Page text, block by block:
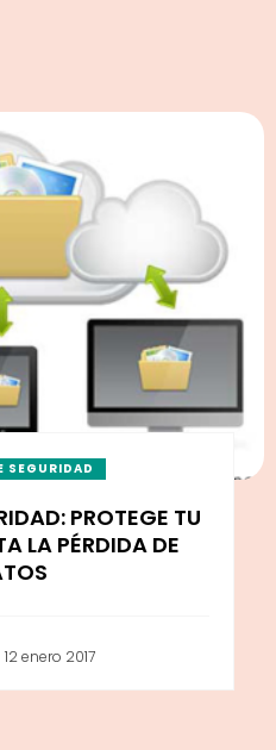
SEGURIDAD
PROTEGE TU
LA PÉRDIDA DE
12 enero 2017